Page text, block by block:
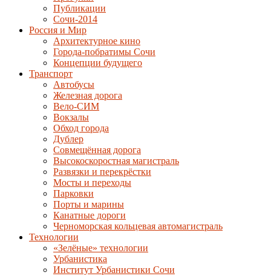
Публикации
Сочи-2014
Россия и Мир
Архитектурное кино
Города-побратимы Сочи
Концепции будущего
Транспорт
Автобусы
Железная дорога
Вело-СИМ
Вокзалы
Обход города
Дублер
Совмещённая дорога
Высокоскоростная магистраль
Развязки и перекрёстки
Мосты и переходы
Парковки
Порты и марины
Канатные дороги
Черноморская кольцевая автомагистраль
Технологии
«Зелёные» технологии
Урбанистика
Институт Урбанистики Сочи